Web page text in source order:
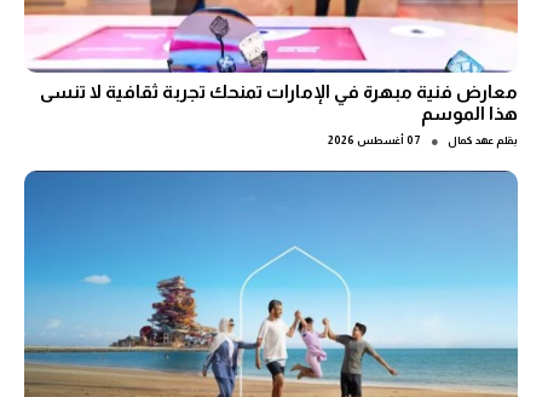
معارض فنية مبهرة في الإمارات تمنحك تجربة ثقافية لا تنسى
هذا الموسم
بقلم عهد كمال ● 07 أغسطس 2026